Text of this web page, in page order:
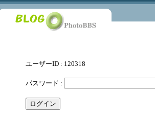
ユーザーID : 120318
パスワード :